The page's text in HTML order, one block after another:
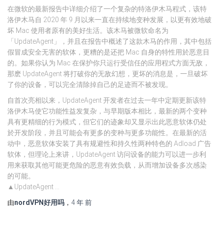
在微软的最新报告中详细介绍了一个复杂的特洛伊木马程式，该特
洛伊木马自 2020 年 9 月以来一直在持续地变种发展，以更有效地破
坏 Mac 使用者原有的美好生活。该木马被微软命名为
「UpdateAgent」，并且在报告中概述了这款木马的作用，其中包括
假冒成安全无害的软体，更糟的是还把 Mac 自身的特性用於恶意目
的。如果你认为 Mac 在保护你只运行受信任的应用程式方面无敌，
那麽 UpdateAgent 将打破你的无敌幻想，更坏的消息是，一旦破坏
了你的设备，可以完全清除掉自己的足迹而不被发现。
自首次亮相以来，UpdateAgent 开发者在过去一年中定期更新该特
洛伊木马使它功能性益发复杂，与早期版本相比，最新的两个变种
具有更精细的行为模式，但它们的迹象却又显示出此恶意软体仍处
於开发阶段，并且可能会有更多的变种与更多功能性。在最新的活
动中，恶意软体安装了具有规避性和持久性两种特色的 Adload 广告
软体，但理论上来讲，UpdateAgent 访问设备的能力可以进一步利
用来获取其他可能更危险的恶意有效负载，从而增加设备多次感染
的可能。
▲UpdateAgent …
由nordVPN好用吗 ， 4 年前